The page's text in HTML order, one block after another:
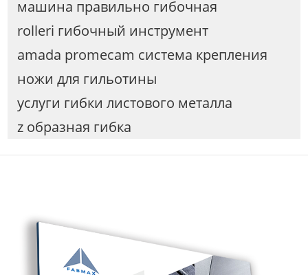
машина правильно гибочная
rolleri гибочный инструмент
amada promecam система крепления
ножи для гильотины
услуги гибки листового металла
z образная гибка